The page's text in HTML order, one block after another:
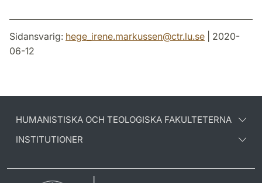
Sidansvarig: hege_irene.markussen@ctr.lu.se | 2020-
06-12
HUMANISTISKA OCH TEOLOGISKA FAKULTETERNA
INSTITUTIONER